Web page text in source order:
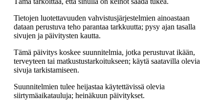
Tietojen luotettavuuden vahvistusjärjestelmien ainoastaan
dataan perustuva teho parantaa tarkkuutta; pysy ajan tasalla
sivujen ja päivitysten kautta.
Tämä päivitys koskee suunnitelmia, jotka perustuvat ikään,
terveyteen tai matkustustarkoitukseen; käytä saatavilla olevia
sivuja tarkistamiseen.
Suunnitelmien tulee heijastaa käytettävissä olevia
siirtymäaikatauluja; heinäkuun päivitykset.